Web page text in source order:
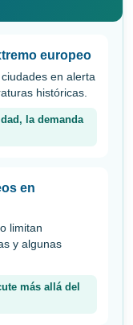
europeo
en alerta
históricas.
la demanda
en
limitan
y algunas
más allá del